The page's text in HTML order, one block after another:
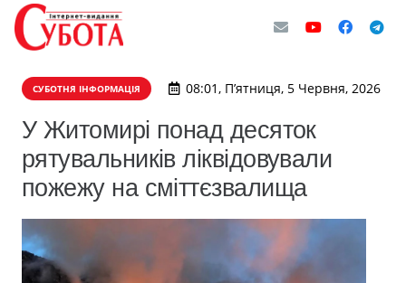
СУБОТНЯ ІНФОРМАЦІЯ 08:01, П’ятниця, 5 Червня, 2026
У Житомирі понад десяток
рятувальників ліквідовували
пожежу на сміттєзвалища